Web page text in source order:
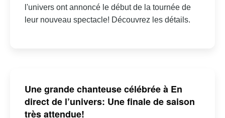
l'univers ont annoncé le début de la tournée de
leur nouveau spectacle! Découvrez les détails.
Une grande chanteuse célébrée à En
direct de l’univers: Une finale de saison
très attendue!